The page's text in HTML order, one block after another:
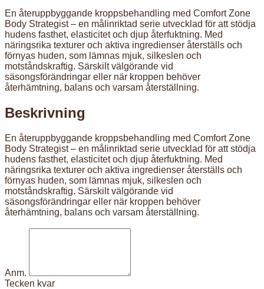
En återuppbyggande kroppsbehandling med Comfort Zone
Body Strategist – en målinriktad serie utvecklad för att stödja
hudens fasthet, elasticitet och djup återfuktning. Med
näringsrika texturer och aktiva ingredienser återställs och
förnyas huden, som lämnas mjuk, silkeslen och
motståndskraftig. Särskilt välgörande vid
säsongsförändringar eller när kroppen behöver
återhämtning, balans och varsam återställning.
Beskrivning
En återuppbyggande kroppsbehandling med Comfort Zone
Body Strategist – en målinriktad serie utvecklad för att stödja
hudens fasthet, elasticitet och djup återfuktning. Med
näringsrika texturer och aktiva ingredienser återställs och
förnyas huden, som lämnas mjuk, silkeslen och
motståndskraftig. Särskilt välgörande vid
säsongsförändringar eller när kroppen behöver
återhämtning, balans och varsam återställning.
Anm.
Tecken kvar